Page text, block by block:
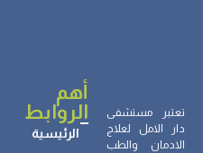
تعتبر مستشفى
دار الامل لعلاج
الادمان والطب
أهم
الروابط
الرئيسية